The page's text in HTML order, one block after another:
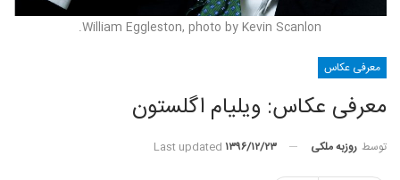
William Eggleston, photo by Kevin Scanlon.
معرفی عکاس
معرفی عکاس: ویلیام اگلستون
توسط روزبه ملکی Last updated ۱۳۹۶/۱۲/۲۳